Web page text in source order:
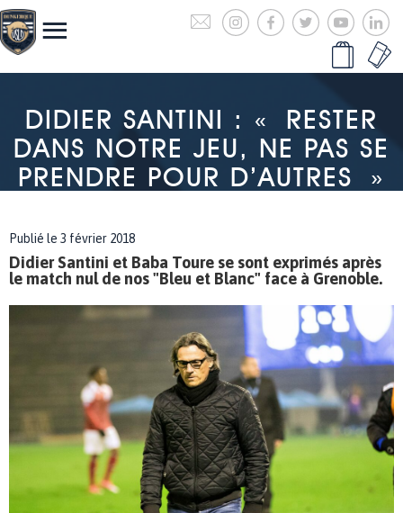
DIDIER SANTINI : « RESTER
DANS NOTRE JEU, NE PAS SE
PRENDRE POUR D’AUTRES »
Publié le 3 février 2018
Didier Santini et Baba Toure se sont exprimés après
le match nul de nos "Bleu et Blanc" face à Grenoble.